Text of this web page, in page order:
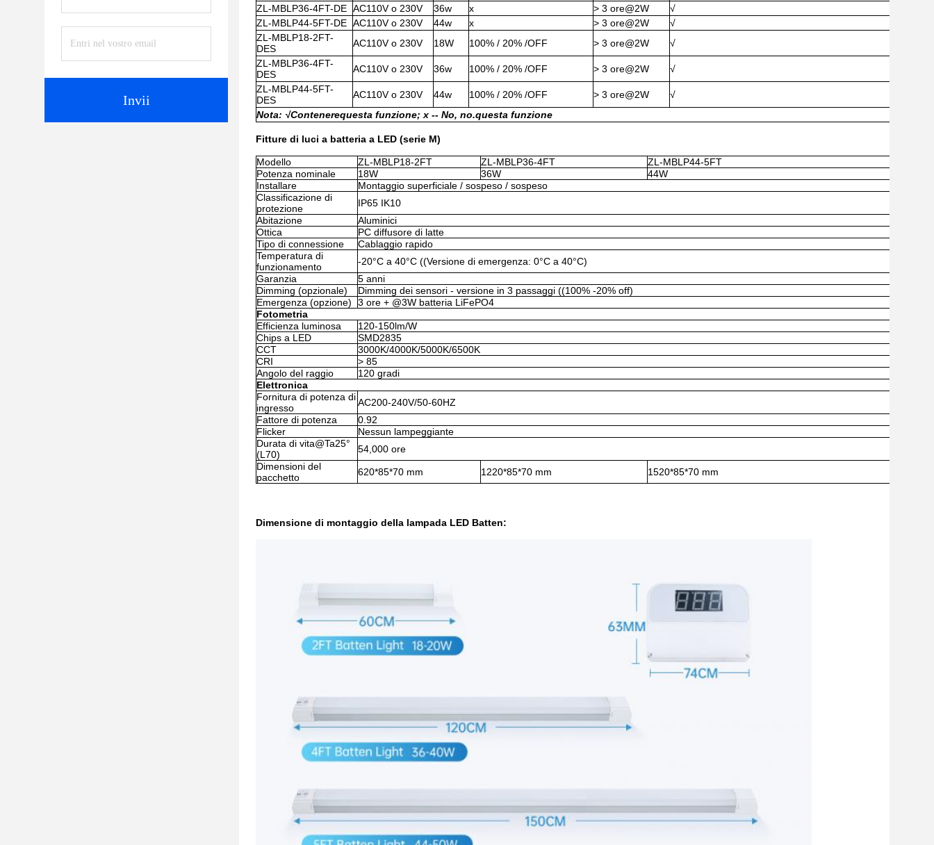
Invii
ZL-MBLP36-4FT-DE AC110V o 230V 36w x > 3 ore@2W
√
ZL-MBLP44-5FT-DE AC110V o 230V 44w x > 3 ore@2W
√
ZL-MBLP18-2FT-
DES
AC110V o 230V 18W 100% / 20% /OFF > 3 ore@2W
√
ZL-MBLP36-4FT-
DES
AC110V o 230V 36w 100% / 20% /OFF > 3 ore@2W
√
ZL-MBLP44-5FT-
DES
AC110V o 230V 44w 100% / 20% /OFF > 3 ore@2W
√
Nota: √Contenerequesta funzione; x -- No, no.questa funzione
Fitture di luci a batteria a LED (serie M)
Modello ZL-MBLP18-2FT ZL-MBLP36-4FT
ZL-MBLP44-5FT
Potenza nominale
18W 36W
44W
Installare
Montaggio superficiale / sospeso / sospeso
Classificazione di
protezione
IP65 IK10
Abitazione
Aluminici
Ottica
PC diffusore di latte
Tipo di connessione
Cablaggio rapido
Temperatura di
funzionamento
-20°C a 40°C ((Versione di emergenza: 0°C a 40°C)
Garanzia
5 anni
Dimming (opzionale)
Dimming dei sensori - versione in 3 passaggi ((100% -20% off)
Emergenza (opzione)
3 ore + @3W batteria LiFePO4
Fotometria
Efficienza luminosa
120-150lm/W
Chips a LED
SMD2835
CCT
3000K/4000K/5000K/6500K
CRI
> 85
Angolo del raggio
120 gradi
Elettronica
Fornitura di potenza di
ingresso
AC200-240V/50-60HZ
Fattore di potenza
0.92
Flicker
Nessun lampeggiante
Durata di vita@Ta25°
(L70)
54,000 ore
Dimensioni del
pacchetto
620*85*70 mm 1220*85*70 mm 1520*85*70 mm
Dimensione di montaggio della lampada LED Batten: